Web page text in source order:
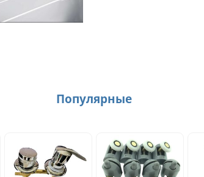
Популярные